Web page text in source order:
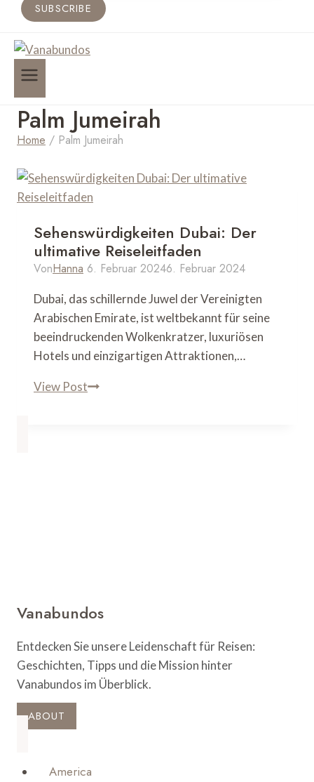
SUBSCRIBE
Palm Jumeirah
Home / Palm Jumeirah
Sehenswürdigkeiten Dubai: Der
ultimative Reiseleitfaden
VonHanna 6. Februar 20246. Februar 2024
Dubai, das schillernde Juwel der Vereinigten
Arabischen Emirate, ist weltbekannt für seine
beeindruckenden Wolkenkratzer, luxuriösen
Hotels und einzigartigen Attraktionen,…
View PostSehenswürdigkeiten
Vanabundos
Entdecken Sie unsere Leidenschaft für Reisen:
Geschichten, Tipps und die Mission hinter
Vanabundos im Überblick.
ABOUT
America